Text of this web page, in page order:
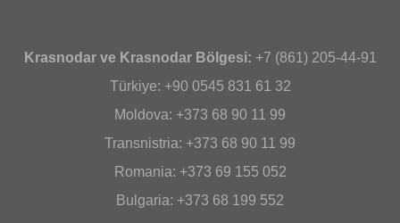
Krasnodar ve Krasnodar Bölgesi: +7 (861) 205-44-91
Türkiye: +90 0545 831 61 32
Moldova: +373 68 90 11 99
Transnistria: +373 68 90 11 99
Romania: +373 69 155 052
Bulgaria: +373 68 199 552